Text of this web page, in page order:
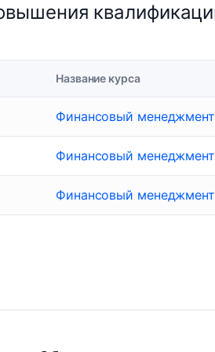
Название курса
Финансовый менеджмент
Финансовый менеджмент
Финансовый менеджмент